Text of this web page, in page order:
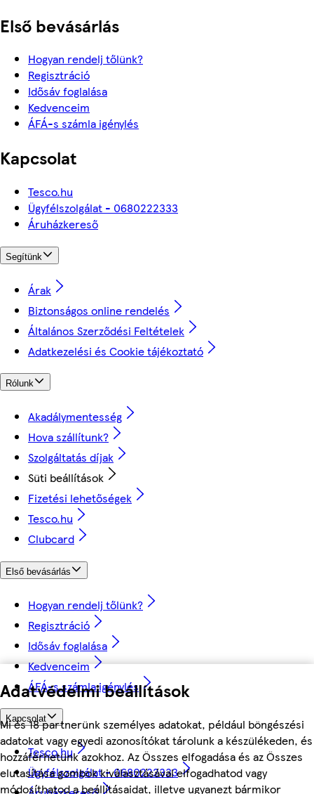
Adatvédelmi beállítások
Mi és 18 partnerünk személyes adatokat, például böngészési
adatokat vagy egyedi azonosítókat tárolunk a készülékeden, és
hozzáférhetünk azokhoz. Az Összes elfogadása és az Összes
elutasítása gombok kiválasztásával elfogadhatod vagy
módosíthatod a beállításaidat, illetve ugyanezt bármikor
Első bevásárlás
Hogyan rendelj tőlünk?
Regisztráció
Idősáv foglalása
Kedvenceim
ÁFÁ-s számla igénylés
Kapcsolat
Tesco.hu
Ügyfélszolgálat - 0680222333
Áruházkereső
Segítünk
Árak
Biztonságos online rendelés
Általános Szerződési Feltételek
Adatkezelési és Cookie tájékoztató
Rólunk
Akadálymentesség
Hova szállítunk?
Szolgáltatás díjak
Süti beállítások
Fizetési lehetőségek
Tesco.hu
Clubcard
Első bevásárlás
Hogyan rendelj tőlünk?
Regisztráció
Idősáv foglalása
Kedvenceim
ÁFÁ-s számla igénylés
Kapcsolat
Tesco.hu
Ügyfélszolgálat - 0680222333